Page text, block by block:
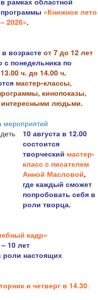
программы «Книжное лето
– 2026».
возрастеот 7 до 12 лет
с понедельника по
ч. до 14.00 ч.
мастер-классы,
кинопоказы,
интересными людьми.
мероприятий
10 августа в 12.00
состоится
творческий мастер-
класс с писателем
Анной Масловой,
где каждый сможет
попробовать себя в
роли творца.
кадр»
10 лет
роли настоящих
и четверг в 14.30.